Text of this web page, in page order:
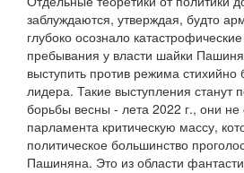
заблуждаются, утверждая, будто
глубоко осознало
пребывания у власти шайки
выступить против режима
лидера. Такие выступления станут
борьбы весны - лета 2022 г., они не
парламента критическую массу,
политическое большинство
Пашиняна. Это из области